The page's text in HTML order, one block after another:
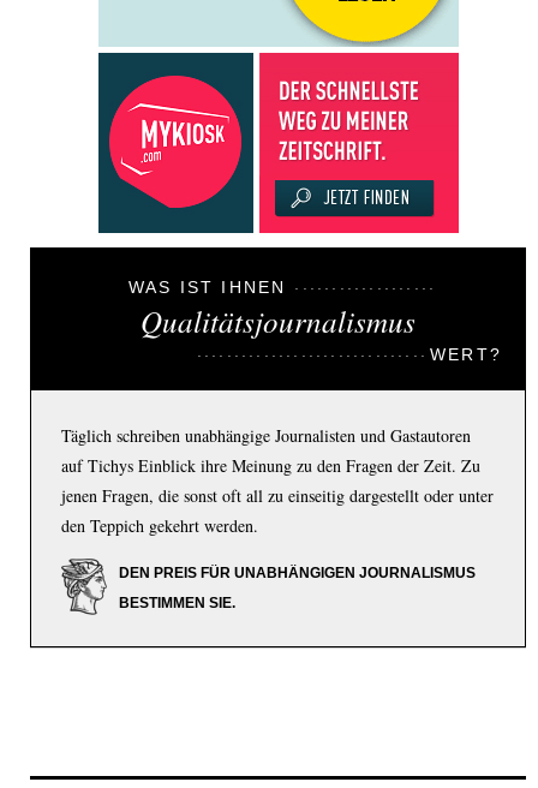
WAS IST IHNEN
Qualitätsjournalismus
WERT?
Täglich schreiben unabhängige Journalisten und Gastautoren
auf Tichys Einblick ihre Meinung zu den Fragen der Zeit. Zu
jenen Fragen, die sonst oft all zu einseitig dargestellt oder unter
den Teppich gekehrt werden.
DEN PREIS FÜR UNABHÄNGIGEN JOURNALISMUS
BESTIMMEN SIE.